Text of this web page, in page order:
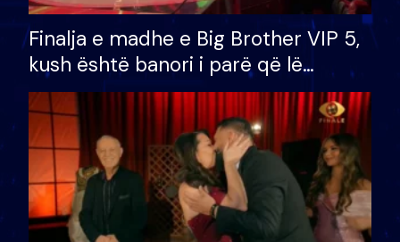
Finalja e madhe e Big Brother VIP 5,
kush është banori i parë që lë
shtëpinë dhe humb mundësinë për
të fituar çmimin e madh